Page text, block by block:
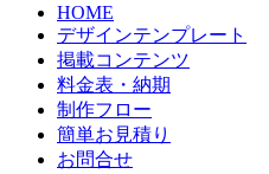
HOME
デザインテンプレート
掲載コンテンツ
料金表・納期
制作フロー
簡単お見積り
お問合せ